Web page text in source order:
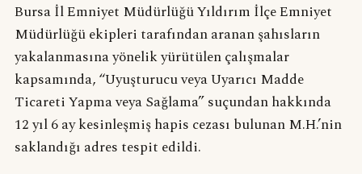
Bursa İl Emniyet Müdürlüğü Yıldırım İlçe Emniyet
Müdürlüğü ekipleri tarafından aranan şahısların
yakalanmasına yönelik yürütülen çalışmalar
kapsamında, “Uyuşturucu veya Uyarıcı Madde
Ticareti Yapma veya Sağlama” suçundan hakkında
12 yıl 6 ay kesinleşmiş hapis cezası bulunan M.H.’nin
saklandığı adres tespit edildi.